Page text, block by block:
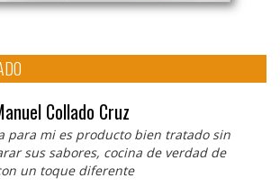
Collado Cruz
para mi es producto bien tratado sin
sus sabores, cocina de verdad de
un toque diferente